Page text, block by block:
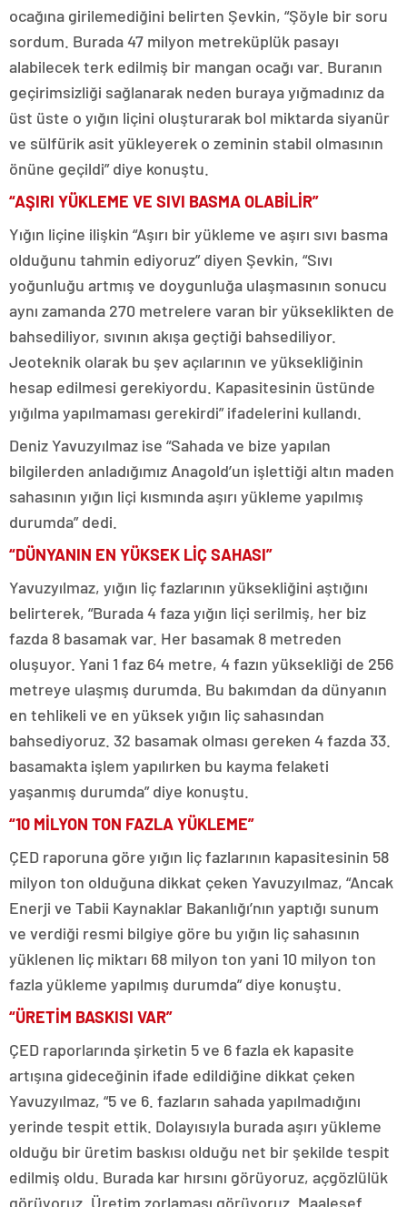
ocağına girilemediğini belirten Şevkin, “Şöyle bir soru
sordum. Burada 47 milyon metreküplük pasayı
alabilecek terk edilmiş bir mangan ocağı var. Buranın
geçirimsizliği sağlanarak neden buraya yığmadınız da
üst üste o yığın liçini oluşturarak bol miktarda siyanür
ve sülfürik asit yükleyerek o zeminin stabil olmasının
önüne geçildi” diye konuştu.
“AŞIRI YÜKLEME VE SIVI BASMA OLABİLİR”
Yığın liçine ilişkin “Aşırı bir yükleme ve aşırı sıvı basma
olduğunu tahmin ediyoruz” diyen Şevkin, “Sıvı
yoğunluğu artmış ve doygunluğa ulaşmasının sonucu
aynı zamanda 270 metrelere varan bir yükseklikten de
bahsediliyor, sıvının akışa geçtiği bahsediliyor.
Jeoteknik olarak bu şev açılarının ve yüksekliğinin
hesap edilmesi gerekiyordu. Kapasitesinin üstünde
yığılma yapılmaması gerekirdi” ifadelerini kullandı.
Deniz Yavuzyılmaz ise “Sahada ve bize yapılan
bilgilerden anladığımız Anagold’un işlettiği altın maden
sahasının yığın liçi kısmında aşırı yükleme yapılmış
durumda” dedi.
“DÜNYANIN EN YÜKSEK LİÇ SAHASI”
Yavuzyılmaz, yığın liç fazlarının yüksekliğini aştığını
belirterek, “Burada 4 faza yığın liçi serilmiş, her biz
fazda 8 basamak var. Her basamak 8 metreden
oluşuyor. Yani 1 faz 64 metre, 4 fazın yüksekliği de 256
metreye ulaşmış durumda. Bu bakımdan da dünyanın
en tehlikeli ve en yüksek yığın liç sahasından
bahsediyoruz. 32 basamak olması gereken 4 fazda 33.
basamakta işlem yapılırken bu kayma felaketi
yaşanmış durumda” diye konuştu.
“10 MİLYON TON FAZLA YÜKLEME”
ÇED raporuna göre yığın liç fazlarının kapasitesinin 58
milyon ton olduğuna dikkat çeken Yavuzyılmaz, “Ancak
Enerji ve Tabii Kaynaklar Bakanlığı’nın yaptığı sunum
ve verdiği resmi bilgiye göre bu yığın liç sahasının
yüklenen liç miktarı 68 milyon ton yani 10 milyon ton
fazla yükleme yapılmış durumda” diye konuştu.
“ÜRETİM BASKISI VAR”
ÇED raporlarında şirketin 5 ve 6 fazla ek kapasite
artışına gideceğinin ifade edildiğine dikkat çeken
Yavuzyılmaz, “5 ve 6. fazların sahada yapılmadığını
yerinde tespit ettik. Dolayısıyla burada aşırı yükleme
olduğu bir üretim baskısı olduğu net bir şekilde tespit
edilmiş oldu. Burada kar hırsını görüyoruz, açgözlülük
görüyoruz. Üretim zorlaması görüyoruz. Maalesef